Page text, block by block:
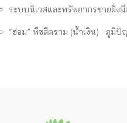
ระบบนิเวศและทรัพยากรชายฝั่
“ฮ่อม” พืชสีคราม (น้ำเงิน) : ภูมิ